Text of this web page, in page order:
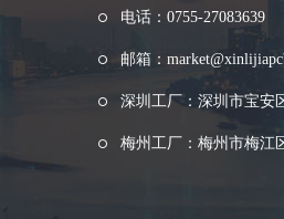
电话：0755-27083639
邮箱：
深圳工厂：深圳市宝安
梅州工厂：梅州市梅江